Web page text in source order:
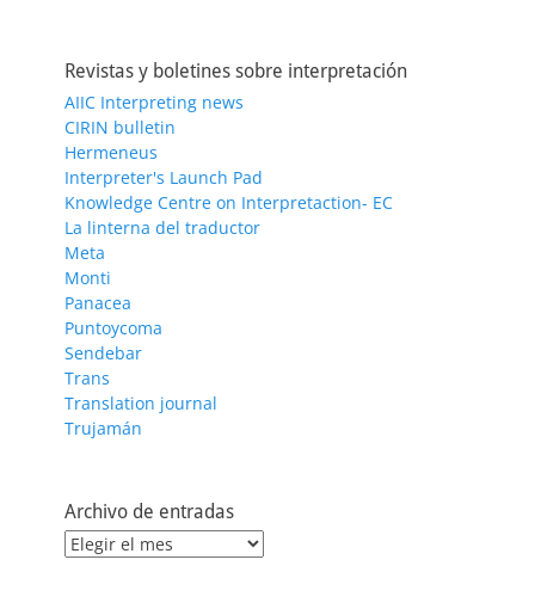
Revistas y boletines sobre interpretación
AIIC Interpreting news
CIRIN bulletin
Hermeneus
Interpreter's Launch Pad
Knowledge Centre on Interpretaction- EC
La linterna del traductor
Meta
Monti
Panacea
Puntoycoma
Sendebar
Trans
Translation journal
Trujamán
Archivo de entradas
Archivo